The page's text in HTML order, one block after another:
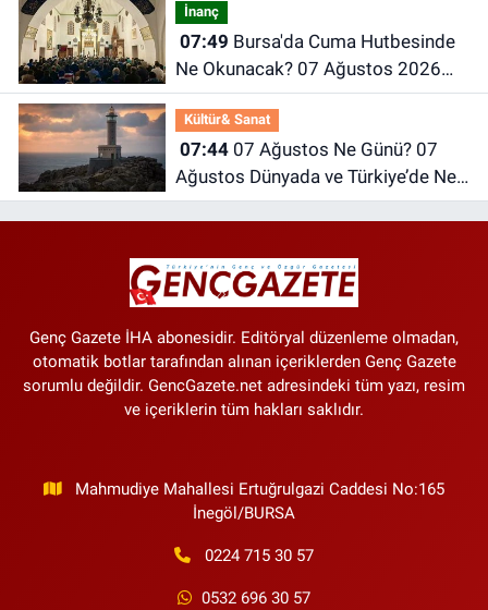
İnanç
07:49
Ne Okunacak? 07 Ağustos 2026
Cuma Hutbesi
Kültür& Sanat
07:4407 Ağustos Ne Günü? 07
Ağustos Dünyada ve Türkiye’de Ne
Günü? 07 Ağustos Ne Burcu?
Genç Gazete İHA abonesidir. Editöryal düzenleme olmadan,
otomatik botlar tarafından alınan içeriklerden Genç Gazete
sorumlu değildir. GencGazete.net adresindeki tüm yazı, resim
ve içeriklerin tüm hakları saklıdır.
Mahmudiye Mahallesi Ertuğrulgazi Caddesi No:165
İnegöl/BURSA
0224 715 30 57
0532 696 30 57